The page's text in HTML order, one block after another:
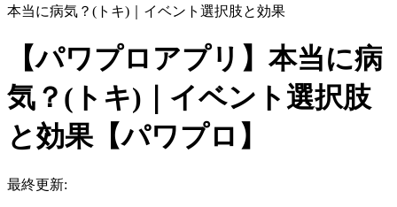
本当に病気？(トキ)｜イベント選択肢と効果
【パワプロアプリ】本当に病
気？(トキ)｜イベント選択肢
と効果【パワプロ】
最終更新: